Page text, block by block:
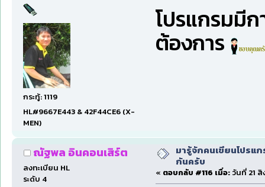
กระทู้: 1119
HL#9667E443 & 42F44CE6 (X-
MEN)
โปรแกรมมี
ต้องการ
ณัฐพล อินคอนเสิร์ต
ลงทะเบียน HL
ระดับ 4
มารู้จักคนเขียนโปรแก
กันครับ
« ตอบกลับ #116 เมื่อ: วันที่ 21